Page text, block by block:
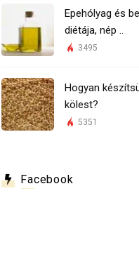
Epehólyag és
diétája, nép ..
3495
Hogyan
kölest?
5351
Facebook